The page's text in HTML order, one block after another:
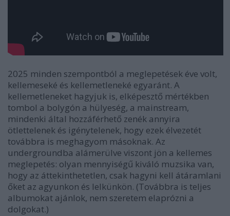
2025 minden szempontból a meglepetések éve volt,
kellemeseké és kellemetleneké egyaránt. A
kellemetleneket hagyjuk is, elképesztő mértékben
tombol a bolygón a hülyeség, a mainstream,
mindenki által hozzáférhető zenék annyira
ötlettelenek és igénytelenek, hogy ezek élvezetét
továbbra is meghagyom másoknak. Az
undergroundba alámerülve viszont jön a kellemes
meglepetés: olyan mennyiségű kiváló muzsika van,
hogy az áttekinthetetlen, csak hagyni kell átáramlani
őket az agyunkon és lelkünkön. (Továbbra is teljes
albumokat ajánlok, nem szeretem elaprózni a
dolgokat.)